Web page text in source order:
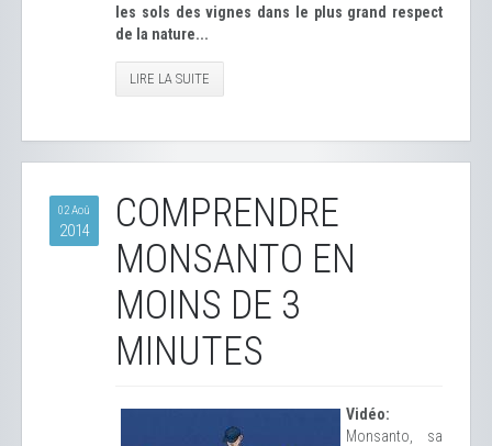
les sols des vignes dans le plus grand respect
de la nature...
LIRE LA SUITE
02 Aoû
2014
COMPRENDRE
MONSANTO EN
MOINS DE 3
MINUTES
Vidéo:
Monsanto, sa